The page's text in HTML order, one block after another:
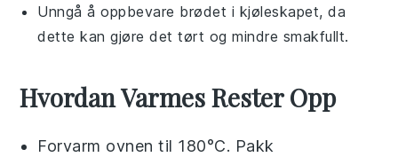
Unngå å oppbevare brødet i kjøleskapet, da
dette kan gjøre det tørt og mindre smakfullt.
Hvordan Varmes Rester Opp
Forvarm ovnen til 180°C. Pakk